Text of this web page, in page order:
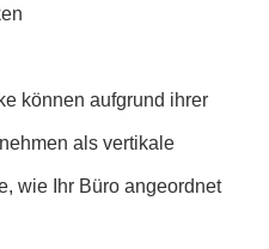
können aufgrund ihrer
als vertikale
wie Ihr Büro angeordnet